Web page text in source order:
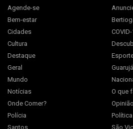
Agende-se
Bem-estar
Cidades
Cultura
Destaque
Geral
Guarujá
Mundo
Notícias
O que
Onde Comer?
Opinião
Polícia
Política
Santos
São